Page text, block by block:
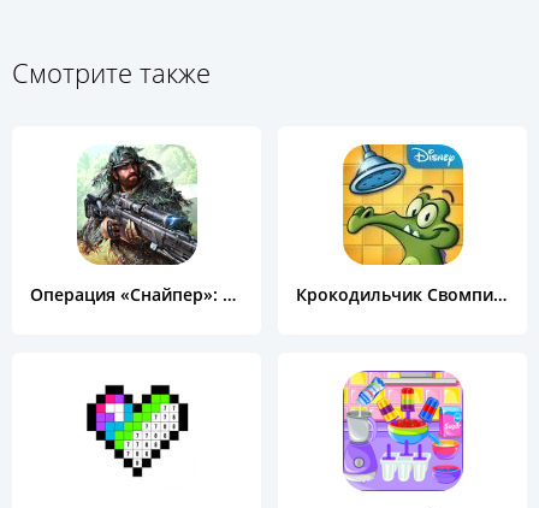
Смотрите также
Операция «Снайпер»: Топ 3D шутер Крокодильчик Свомпи Free